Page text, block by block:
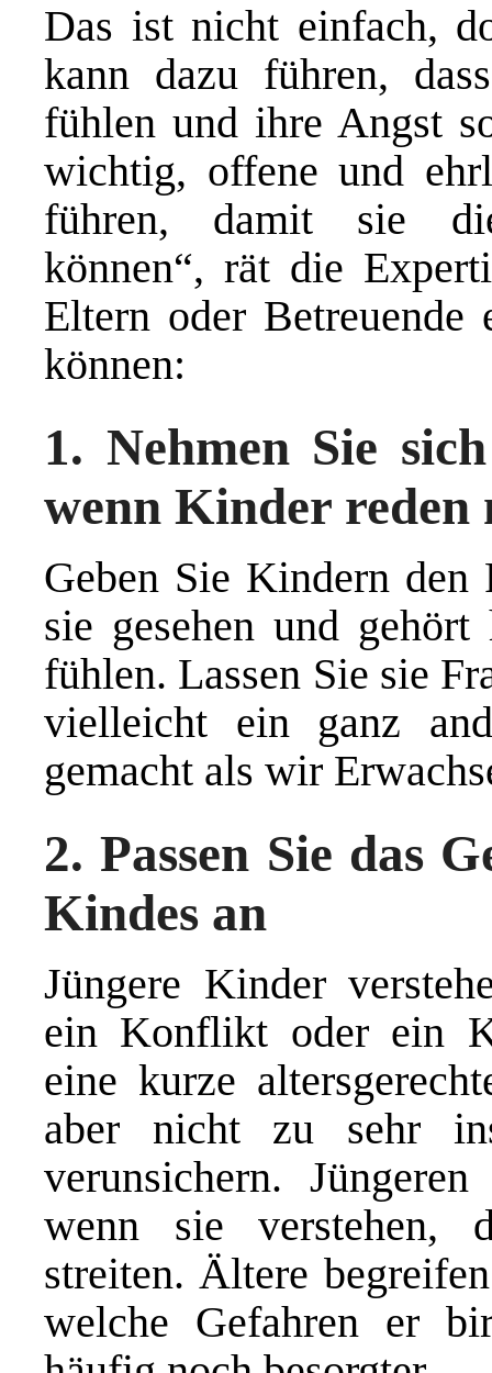
Das ist nicht einfach,
kann dazu führen,
fühlen und ihre Angst
wichtig, offene und
führen, damit sie die
können“, rät die
Eltern oder Betreuende
können:
1. Nehmen Sie
wenn Kinder reden
Geben Sie Kindern den
sie gesehen und
fühlen. Lassen Sie sie
vielleicht ein ganz
gemacht als wir
2. Passen Sie das
Kindes an
Jüngere Kinder
ein Konflikt oder ein
eine kurze
aber nicht zu sehr
verunsichern.
wenn sie verstehen,
streiten. Ältere
welche Gefahren er